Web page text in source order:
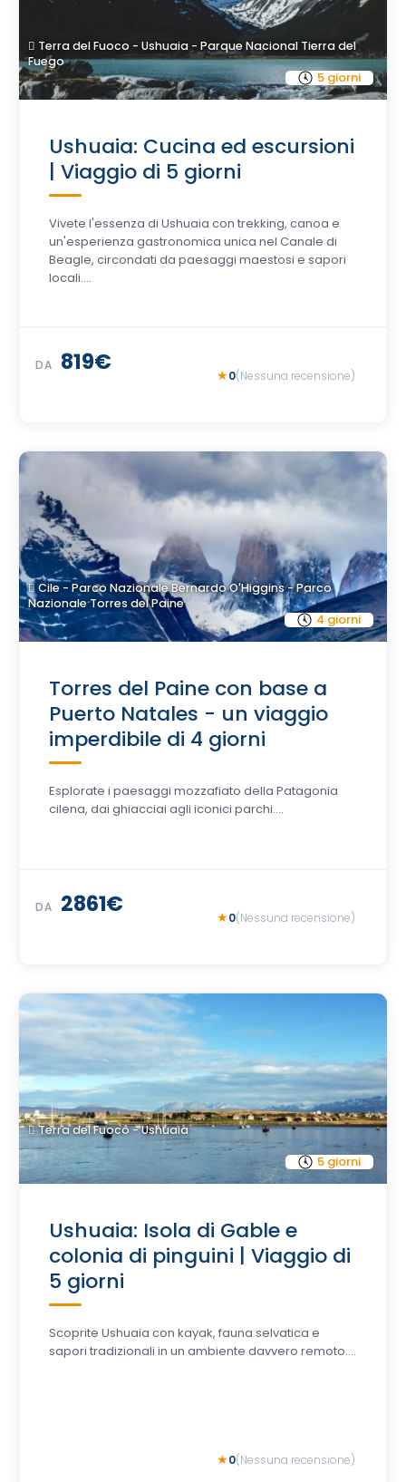
5 giorni
Terra del Fuoco - Ushuaia - Parque Nacional Tierra del
Fuego
Ushuaia: Cucina ed escursioni
| Viaggio di 5 giorni
Vivete l'essenza di Ushuaia con trekking, canoa e
un'esperienza gastronomica unica nel Canale di
Beagle, circondati da paesaggi maestosi e sapori
locali....
DA 819€ 0(Nessuna recensione)
4 giorni
Cile - Parco Nazionale Bernardo O'Higgins - Parco
Nazionale Torres del Paine
Torres del Paine con base a
Puerto Natales - un viaggio
imperdibile di 4 giorni
Esplorate i paesaggi mozzafiato della Patagonia
cilena, dai ghiacciai agli iconici parchi....
DA 2861€ 0(Nessuna recensione)
5 giorni
Terra del Fuoco - Ushuaia
Ushuaia: Isola di Gable e
colonia di pinguini | Viaggio di
5 giorni
Scoprite Ushuaia con kayak, fauna selvatica e
sapori tradizionali in un ambiente davvero remoto....
0(Nessuna recensione)